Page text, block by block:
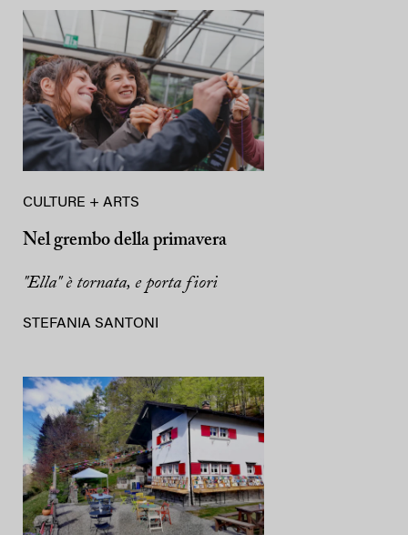
CULTURE + ARTS
Nel grembo della primavera
"Ella" è tornata, e porta fiori
STEFANIA SANTONI